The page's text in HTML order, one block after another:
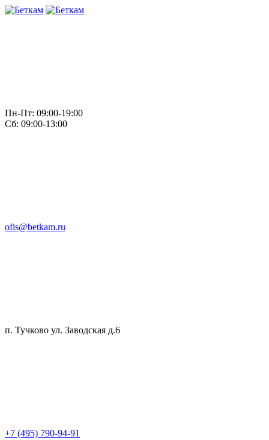
Пн-Пт: 09:00-19:00
Сб: 09:00-13:00
ofis@betkam.ru
п. Тучково ул. Заводская д.6
+7 (495) 790-94-91